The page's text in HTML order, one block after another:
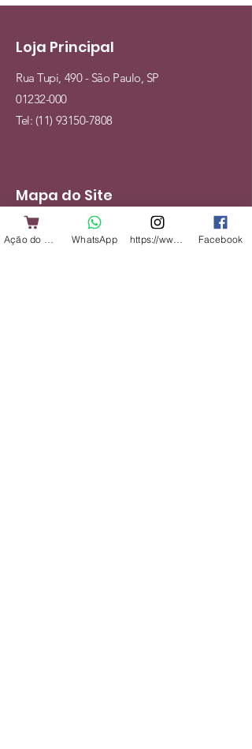
Loja Principal
Rua Tupi, 490 - São Paulo, SP
01232-000
Tel: (11) 93150-7808
Mapa do Site
Cães
WhatsApp Facebook